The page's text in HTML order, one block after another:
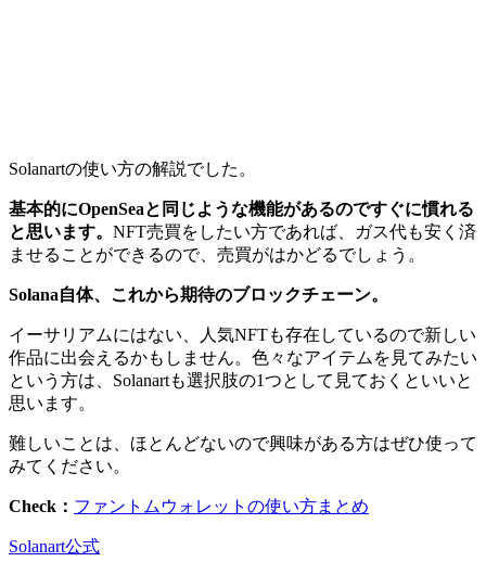
Solanartの使い方の解説でした。
基本的にOpenSeaと同じような機能があるのですぐに慣れる
と思います。 NFT売買をしたい方であれば、ガス代も安く済
ませることができるので、売買がはかどるでしょう。
Solana自体、これから期待のブロックチェーン。
イーサリアムにはない、人気NFTも存在しているので新しい
作品に出会えるかもしません。色々なアイテムを見てみたい
という方は、Solanartも選択肢の1つとして見ておくといいと
思います。
難しいことは、ほとんどないので興味がある方はぜひ使って
みてください。
Check： ファントムウォレットの使い方まとめ
Solanart公式